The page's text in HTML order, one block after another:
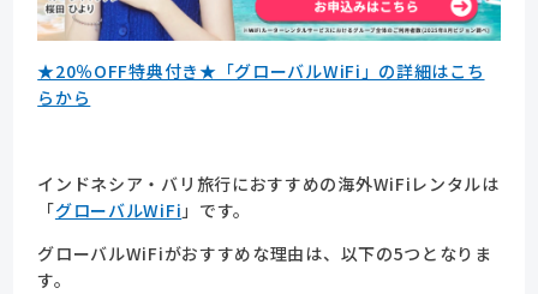
★20％OFF特典付き★「グローバルWiFi」の詳細はこち
らから
インドネシア・バリ旅行におすすめの海外WiFiレンタルは
「グローバルWiFi」です。
グローバルWiFiがおすすめな理由は、以下の5つとなりま
す。